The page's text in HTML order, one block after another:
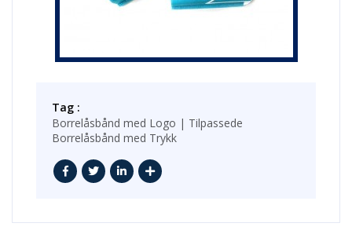
Tag :
Borrelåsbånd med Logo | Tilpassede
Borrelåsbånd med Trykk